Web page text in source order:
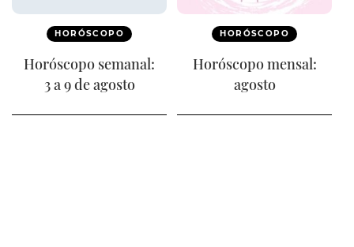
HORÓSCOPO
Horóscopo semanal:
3 a 9 de agosto
HORÓSCOPO
Horóscopo mensal:
agosto